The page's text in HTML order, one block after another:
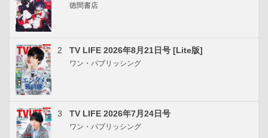
徳間書店
2 TV LIFE 2026年8月21日号 [Lite版]
ワン・パブリッシング
3 TV LIFE 2026年7月24日号
ワン・パブリッシング